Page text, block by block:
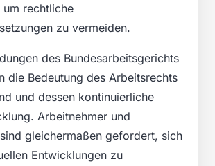
rechtliche
zu vermeiden.
des Bundesarbeitsgerichts
die Bedeutung des Arbeitsrechts
und dessen kontinuierliche
Arbeitnehmer und
gleichermaßen gefordert, sich
Entwicklungen zu